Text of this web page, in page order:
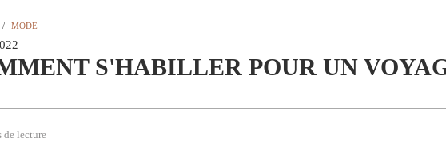
/ MODE
S'HABILLER POUR UN
de lecture